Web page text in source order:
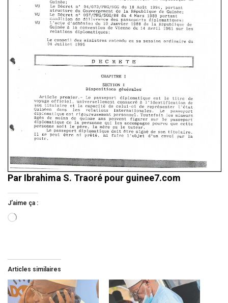
Par Ibrahima S. Traoré pour guinee7.com
J’aime ça :
Chargement…
Articles similaires